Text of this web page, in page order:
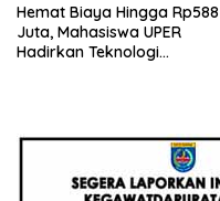
Hemat Biaya Hingga Rp588
Juta, Mahasiswa UPER
Hadirkan Teknologi